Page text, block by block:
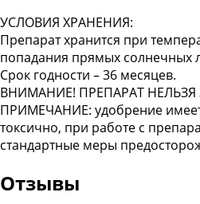
УСЛОВИЯ ХРАНЕНИЯ:
Препарат хранится при
попадания прямых солнечных
Срок годности – 36 месяцев.
ВНИМАНИЕ! ПРЕПАРАТ
ПРИМЕЧАНИЕ: удобрение имеет
токсично, при работе с
стандартные меры
Отзывы